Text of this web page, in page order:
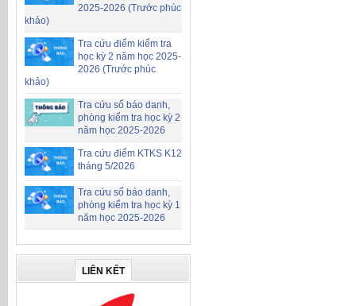
2025-2026 (Trước phúc
khảo)
Tra cứu điểm kiểm tra
học kỳ 2 năm học 2025-
2026 (Trước phúc
khảo)
Tra cứu số báo danh,
phòng kiểm tra học kỳ 2
năm học 2025-2026
Tra cứu điểm KTKS K12
tháng 5/2026
Tra cứu số báo danh,
phòng kiểm tra học kỳ 1
năm học 2025-2026
LIÊN KẾT